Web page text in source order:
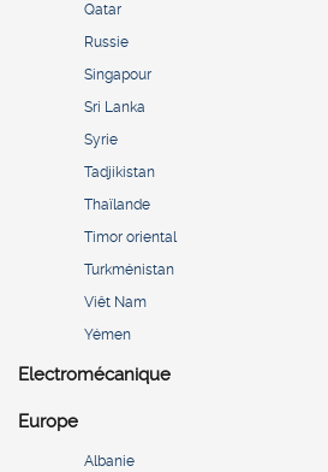
Qatar
Russie
Singapour
Sri Lanka
Syrie
Tadjikistan
Thaïlande
Timor oriental
Turkménistan
Viêt Nam
Yémen
Electromécanique
Europe
Albanie